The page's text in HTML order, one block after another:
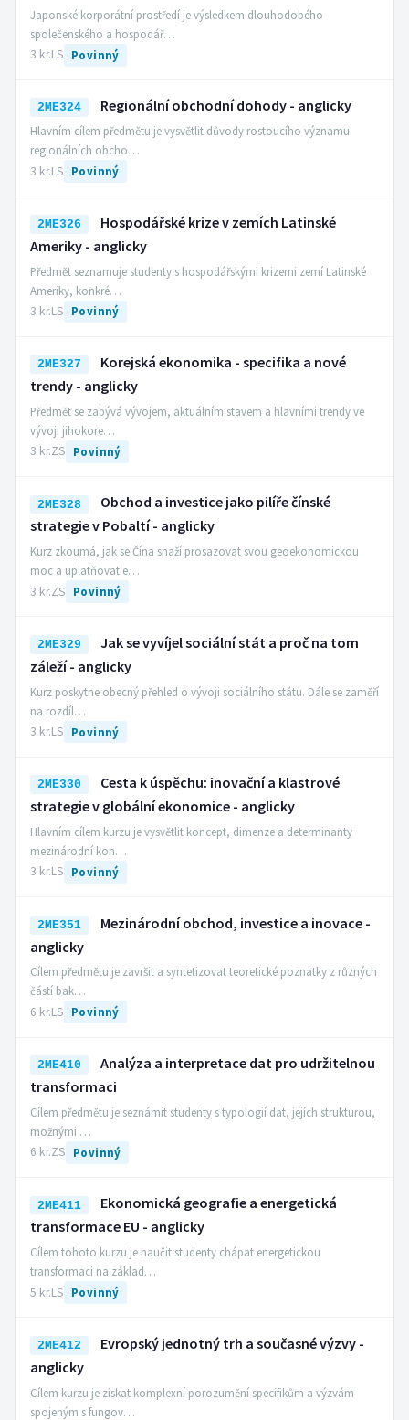
Japonské korporátní prostředí je výsledkem dlouhodobého
společenského a hospodář…
3 kr.LS Povinný
2ME324 Regionální obchodní dohody - anglicky
Hlavním cílem předmětu je vysvětlit důvody rostoucího významu
regionálních obcho…
3 kr.LS Povinný
2ME326
Hospodářské krize v zemích Latinské
Ameriky - anglicky
Předmět seznamuje studenty s hospodářskými krizemi zemí Latinské
Ameriky, konkré…
3 kr.LS Povinný
2ME327
Korejská ekonomika - specifika a nové
trendy - anglicky
Předmět se zabývá vývojem, aktuálním stavem a hlavními trendy ve
vývoji jihokore…
3 kr.ZS Povinný
2ME328
Obchod a investice jako pilíře čínské
strategie v Pobaltí - anglicky
Kurz zkoumá, jak se Čína snaží prosazovat svou geoekonomickou
moc a uplatňovat e…
3 kr.ZS Povinný
2ME329
Jak se vyvíjel sociální stát a proč na tom
záleží - anglicky
Kurz poskytne obecný přehled o vývoji sociálního státu. Dále se zaměří
na rozdíl…
3 kr.LS Povinný
2ME330
Cesta k úspěchu: inovační a klastrové
strategie v globální ekonomice - anglicky
Hlavním cílem kurzu je vysvětlit koncept, dimenze a determinanty
mezinárodní kon…
3 kr.LS Povinný
2ME351
Mezinárodní obchod, investice a inovace -
anglicky
Cílem předmětu je završit a syntetizovat teoretické poznatky z různých
částí bak…
6 kr.LS Povinný
2ME410
Analýza a interpretace dat pro udržitelnou
transformaci
Cílem předmětu je seznámit studenty s typologií dat, jejích strukturou,
možnými …
6 kr.ZS Povinný
2ME411
Ekonomická geografie a energetická
transformace EU - anglicky
Cílem tohoto kurzu je naučit studenty chápat energetickou
transformaci na základ…
5 kr.LS Povinný
2ME412
Evropský jednotný trh a současné výzvy -
anglicky
Cílem kurzu je získat komplexní porozumění specifikům a výzvám
spojeným s fungov…